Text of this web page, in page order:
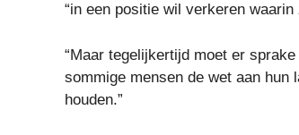
“in een positie wil verkeren
“Maar tegelijkertijd moet er
sommige mensen de wet aan hun
houden.”